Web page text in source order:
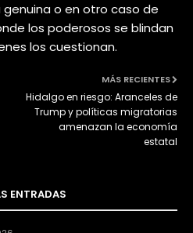
o en otro caso de
los poderosos se blindan
los cuestionan.
MÁS RECIENTES
Hidalgo en riesgo: Aranceles de
Trump y políticas migratorias
amenazan la economía
estatal
ENTRADAS